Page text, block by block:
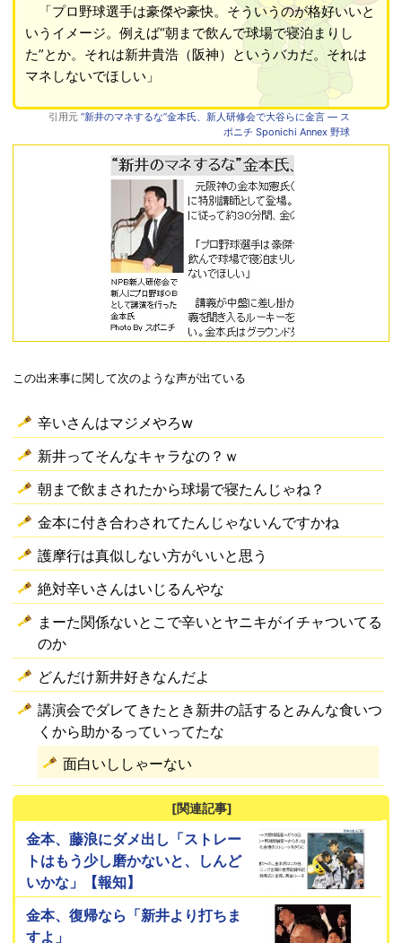
「プロ野球選手は豪傑や豪快。そういうのが格好いいと
いうイメージ。例えば“朝まで飲んで球場で寝泊まりし
た”とか。それは新井貴浩（阪神）というバカだ。それは
マネしないでほしい」
引用元 “新井のマネするな”金本氏、新人研修会で大谷らに金言 ― ス
ポニチ Sponichi Annex 野球
この出来事に関して次のような声が出ている
辛いさんはマジメやろw
新井ってそんなキャラなの？ｗ
朝まで飲まされたから球場で寝たんじゃね？
金本に付き合わされてたんじゃないんですかね
護摩行は真似しない方がいいと思う
絶対辛いさんはいじるんやな
まーた関係ないとこで辛いとヤニキがイチャついてる
のか
どんだけ新井好きなんだよ
講演会でダレてきたとき新井の話するとみんな食いつ
くから助かるっていってたな
面白いししゃーない
[関連記事]
金本、藤浪にダメ出し「ストレー
トはもう少し磨かないと、しんど
いかな」【報知】
金本、復帰なら「新井より打ちま
すよ」